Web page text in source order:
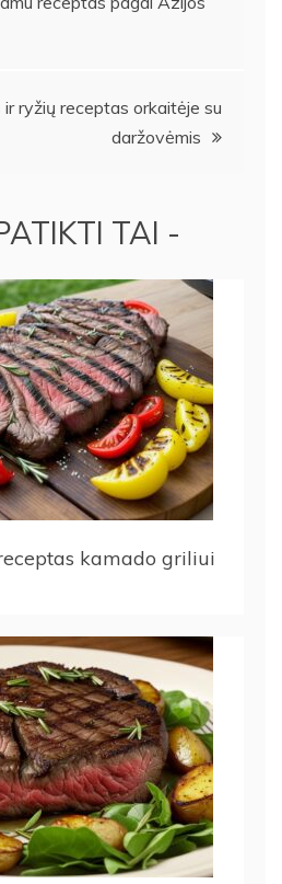
ryžių receptas orkaitėje su
daržovėmis
TAI -
kamado griliui